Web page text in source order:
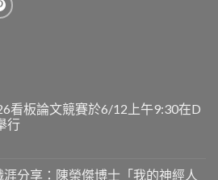
看板論文競賽於6/12上午9:30在D
行
分享：陳榮傑博士「我的神經人